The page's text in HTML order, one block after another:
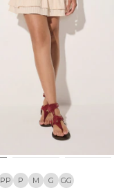
PP P M G GG